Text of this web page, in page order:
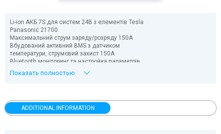
Li-ion АКБ 7S для систем 24В з елементів Tesla
Panasonic 21700
Максимальний струм заряду/розряду 150А
Вбудований активний BMS з датчиком
температури, струмовий захист 150А
Bluetooth моніторинг та настройка параметрів.
> 3000 циклів при DOD 80%
Показать полностью
ADDITIONAL INFORMATION